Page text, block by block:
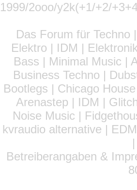
1999/2ooo/y2k(+1/+2/
Das Forum für Techno
Elektro | IDM |
Bass | Minimal Music |
Business Techno |
Bootlegs | Chicago
Arenastep | IDM |
Noise Music |
kvraudio alternative |
Betreiberangaben &